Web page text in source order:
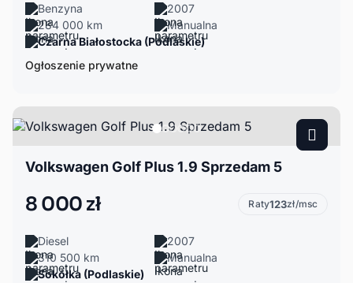
Benzyna
2007
284 000 km
Manualna
Czarna Białostocka (Podlaskie)
Ogłoszenie prywatne
Volkswagen Golf Plus 1.9 Sprzedam 5
8 000 zł Raty123zł/msc
Diesel
2007
310 500 km
Manualna
Sokółka (Podlaskie)